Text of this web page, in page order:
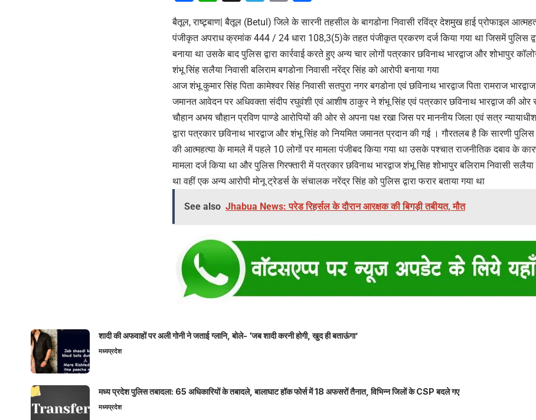
Link
बैतूल, राष्ट्र्बाण| बैतूल (Betul) जिले के सारनी तहसील के बागडोना निवासी रविंद्र देशमुख हाई प्रोफाइल
पंजीकृत अपराध क्रमांक 444 / 24 धारा 108,3(5)के तहत पंजीकृत प्रकरण दर्ज किया गया था जिसमें पुलिस
बनाया था उसके बाद पुलिस द्वारा कार्रवाई करते हुए अन्य चार लोगों पत्रकार छविनाथ भारद्वाज और शोभापुर
शंभू सिंह सलैया निवासी बलिराम बगडोना निवासी नरेंद्र सिंह को आरोपी बनाया गया
आज शंभू कुमार सिंह पिता कामेश्वर सिंह निवासी सतपुरा नगर बगडोना एवं छविनाथ भारद्वाज पिता रामराज
जमानत आवेदन पर अधिवक्ता संदीप रघुवंशी एवं आशीष ठाकुर ने शंभू सिंह एवं पत्रकार छविनाथ भारद्वाज की
चौहान अभय चौहान प्रविण पाण्डे आरोपियों की ओर से अपना पक्ष रखा जिस पर माननीय जिला एवं सत्र
द्वारा पत्रकार छविनाथ भारद्वाज और शंभू सिंह को नियमित जमानत प्रदान की गई । गौरतलब है कि सारणी
की आत्महत्या के मामले में पहले 10 लोगों पर मामला पंजीबद किया गया था उसके पश्चात राजनीतिक दबाव के
मामला दर्ज किया था और पुलिस गिरफ्तारी में पत्रकार छविनाथ भारद्वाज शंभू सिह शोभापुर बलिराम निवासी
था वहीं एक अन्य आरोपी मोनू ट्रेडर्स के संचालक नरेंद्र सिंह को पुलिस द्वारा फरार बताया गया था
See also Jhabua News: परेड रिहर्सल के दौरान आरक्षक की बिगड़ी तबीयत, मौत
शादी की अफवाहों पर अली गोनी ने जताई ग्लानि, बोले- ‘जब शादी करनी होगी, खुद ही बताऊंगा’
मध्यप्रदेश
मध्य प्रदेश पुलिस तबादला: 65 अधिकारियों के तबादले, बालाघाट हॉक फोर्स में 18 अफसरों तैनात, विभिन्न जिलों के CSP बदले गए
मध्यप्रदेश